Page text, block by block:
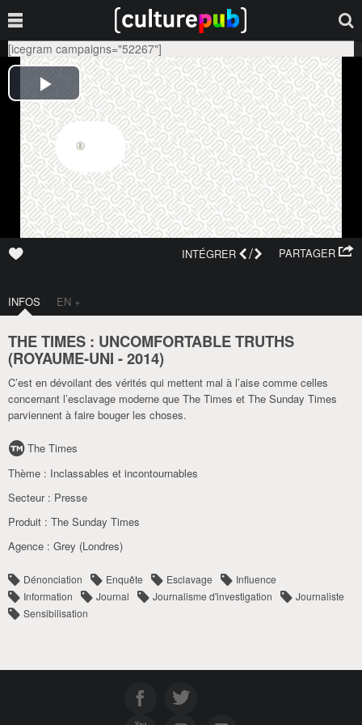
[icegram campaigns="52267"]
PARTAGER
INTÉGRER /
INFOS EN +
THE TIMES : UNCOMFORTABLE TRUTHS
(ROYAUME-UNI -2014)
C’est en dévoilant des vérités qui mettent mal à l’aise comme celles
concernant l’esclavage moderne que The Times et The Sunday Times
parviennent à faire bouger les choses.
The Times
Thème : Inclassables et incontournables
Secteur : Presse
Produit : The Sunday Times
Agence : Grey (Londres)
Dénonciation Enquête Esclavage
Influence
Information
Journal Journalisme d'investigation
Journaliste
Sensibilisation